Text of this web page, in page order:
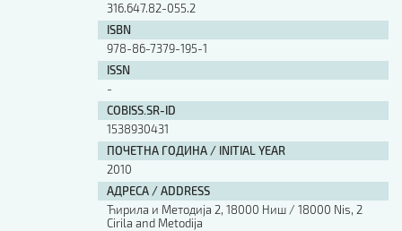
Упутство уредницима
Изјава о ауторству
Изјава о лектури
Изјава о коришћењу ауторског дела
Упутство за бирање лиценце
Уговор са аутором
Шаблон прве стране и импресума [B5, ћир]
Шаблон прве стране и импресума [B5, лат]
Шаблон прве стране и импресума [B5, енг]
Етички кодекс
316.647.82-055.2
ISBN
978-86-7379-195-1
ISSN
-
COBISS.SR-ID
1538930431
ПОЧЕТНА ГОДИНА / INITIAL YEAR
2010
АДРЕСА / ADDRESS
Ћирила и Методија 2, 18000 Ниш / 18000 Nis, 2
Cirila and Metodija